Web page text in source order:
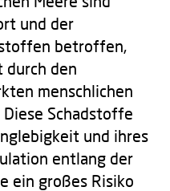
und der
betroffen,
durch den
menschlichen
Schadstoffe
und ihres
entlang der
ein großes Risiko